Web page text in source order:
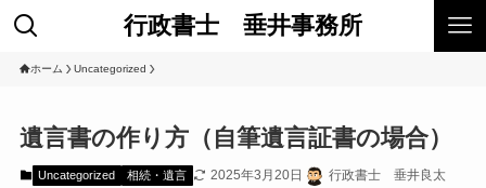
行政書士 垂井事務所
ホーム Uncategorized
遺言書の作り方（自筆遺言証書の場合）
Uncategorized 相続・遺言 2025年3月20日 行政書士 垂井良太